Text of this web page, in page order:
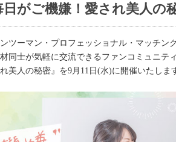
がご機嫌！愛され美人の
ツーマン・プロフェッショナル・マッチン
同士が気軽に交流できるファンコミュニ
美人の秘密』を9月11日(水)に開催いたしま